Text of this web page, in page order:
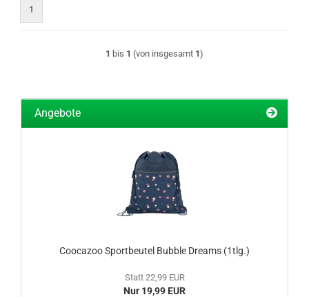
1
1 bis 1 (von insgesamt 1)
Angebote
Coocazoo Sportbeutel Bubble Dreams (1tlg.)
Statt 22,99 EUR
Nur 19,99 EUR